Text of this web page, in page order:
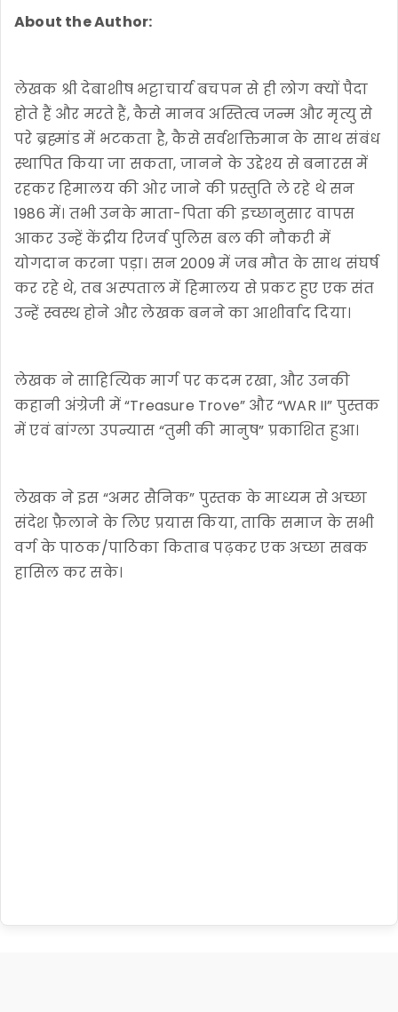
About the Author:
लेखक श्री देबाशीष भट्टाचार्य बचपन से ही लोग क्यों पैदा
होते हैं और मरते हैं, कैसे मानव अस्तित्व जन्म और मृत्यु से
परे ब्रह्मांड में भटकता है, कैसे सर्वशक्तिमान के साथ संबंध
स्थापित किया जा सकता, जानने के उद्देश्य से बनारस में
रहकर हिमालय की ओर जाने की प्रस्तुति ले रहे थे सन
1986 में। तभी उनके माता-पिता की इच्छानुसार वापस
आकर उन्हें केंद्रीय रिजर्व पुलिस बल की नौकरी में
योगदान करना पड़ा। सन 2009 में जब मौत के साथ संघर्ष
कर रहे थे, तब अस्पताल में हिमालय से प्रकट हुए एक संत
उन्हें स्वस्थ होने और लेखक बनने का आशीर्वाद दिया।
लेखक ने साहित्यिक मार्ग पर कदम रखा, और उनकी
कहानी अंग्रेजी में “Treasure Trove” और “WAR II” पुस्तक
में एवं बांग्ला उपन्यास “तुमी की मानुष” प्रकाशित हुआ।
लेखक ने इस “अमर सैनिक” पुस्तक के माध्यम से अच्छा
संदेश फ़ैलाने के लिए प्रयास किया, ताकि समाज के सभी
वर्ग के पाठक/पाठिका किताब पढ़कर एक अच्छा सबक
हासिल कर सके।